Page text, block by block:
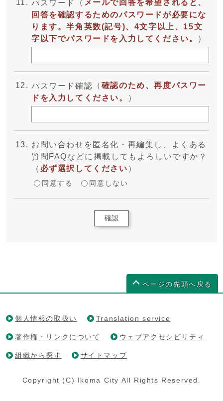
パスワード （ メールで回答を希望されると、
回答を確認するためのパスワードが必要にな
ります。半角英数(記号)、4文字以上、15文
字以下でパスワードを入力してください。 ）
パスワード確認 （ 確認のため、再度パスワー
ドを入力してください。
）
お問い合わせを匿名化・再編集し、よくある
質問FAQなどに掲載してもよろしいですか？
（ 必ず選択してください ）
同意する 同意しない
確認
ページの先頭へ戻る
個人情報の取扱い Translation service
著作権・リンクについて ウェブアクセシビリティ
組織から探す サイトマップ
Copyright (C) Ikoma City All Rights Reserved.